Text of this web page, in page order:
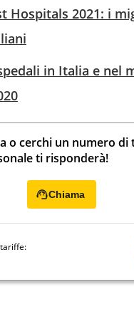
Hospitals 2021: i
in Italia e nel
o cerchi un numero di
ti risponderà!
Chiama